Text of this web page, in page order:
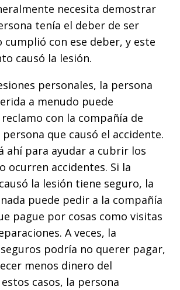
necesita demostrar
tenía el deber de ser
cumplió con ese deber, y este
causó la lesión.
personales, la persona
a menudo puede
con la compañía de
que causó el accidente.
ahí para ayudar a cubrir los
ocurren accidentes. Si la
la lesión tiene seguro, la
puede pedir a la compañía
pague por cosas como visitas
A veces, la
podría no querer pagar,
menos dinero del
casos, la persona